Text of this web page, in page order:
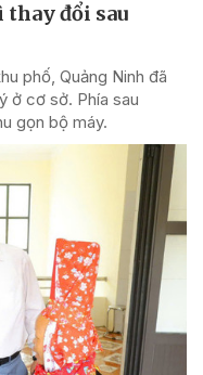
thay đổi sau
phố, Quảng Ninh đã
ở cơ sở. Phía sau
gọn bộ máy.